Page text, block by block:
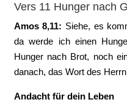
Vers 11 Hunger nach
Amos 8,11: Siehe, es
da werde ich einen
Hunger nach Brot, noch
danach, das Wort des
Andacht für dein Leben